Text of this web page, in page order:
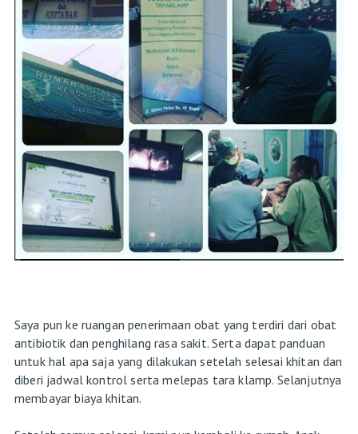
Saya pun ke ruangan penerimaan obat yang terdiri dari obat
antibiotik dan penghilang rasa sakit. Serta dapat panduan
untuk hal apa saja yang dilakukan setelah selesai khitan dan
diberi jadwal kontrol serta melepas tara klamp. Selanjutnya
membayar biaya khitan.